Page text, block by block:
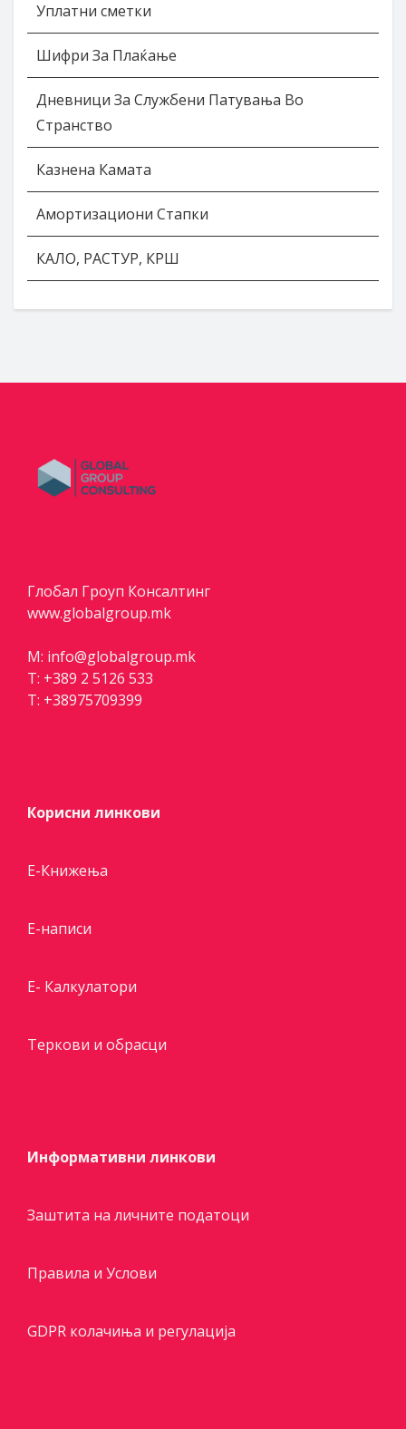
Уплатни сметки
Шифри За Плаќање
Дневници За Службени Патувања Во
Странство
Казнена Камата
Амортизациони Стапки
КАЛО, РАСТУР, КРШ
Глобал Гроуп Консалтинг
www.globalgroup.mk
M: info@globalgroup.mk
T: +389 2 5126 533
T: +38975709399
Корисни линкови
Е-Книжења
Е-написи
E- Калкулатори
Теркови и обрасци
Информативни линкови
Заштита на личните податоци
Правила и Услови
GDPR колачиња и регулација